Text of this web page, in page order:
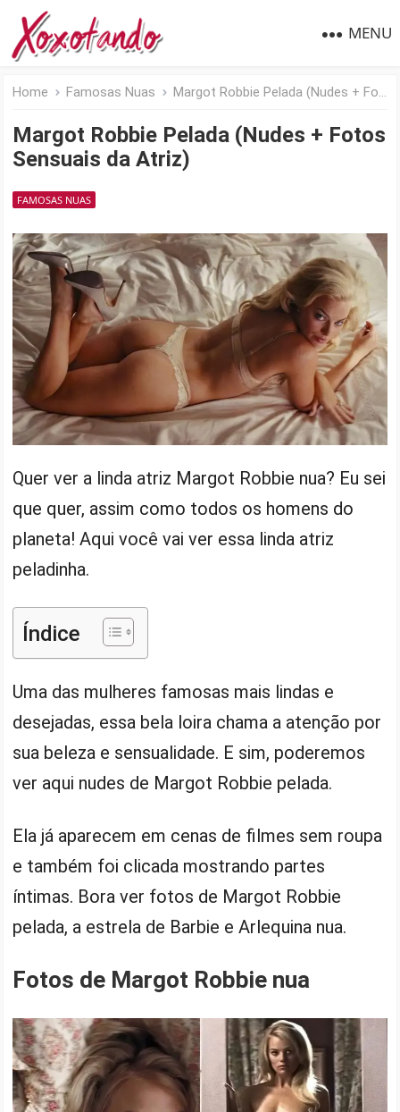
MENU
Home Famosas Nuas Margot Robbie Pelada (Nudes + Fotos Sensuais da Atriz)
Margot Robbie Pelada (Nudes + Fotos
Sensuais da Atriz)
FAMOSAS NUAS
Quer ver a linda atriz Margot Robbie nua? Eu sei
que quer, assim como todos os homens do
planeta! Aqui você vai ver essa linda atriz
peladinha.
Índice
Uma das mulheres famosas mais lindas e
desejadas, essa bela loira chama a atenção por
sua beleza e sensualidade. E sim, poderemos
ver aqui nudes de Margot Robbie pelada.
Ela já aparecem em cenas de filmes sem roupa
e também foi clicada mostrando partes
íntimas. Bora ver fotos de Margot Robbie
pelada, a estrela de Barbie e Arlequina nua.
Fotos de Margot Robbie nua